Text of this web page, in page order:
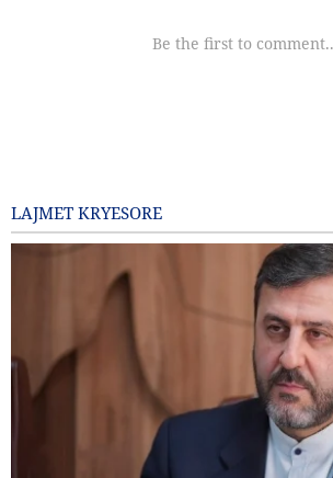
LAJMET KRYESORE